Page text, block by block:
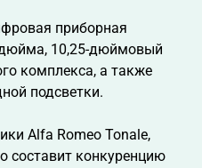
приборная
10,25-дюймовый
комплекса, а также
подсветки.
Alfa Romeo Tonale,
составит конкуренцию